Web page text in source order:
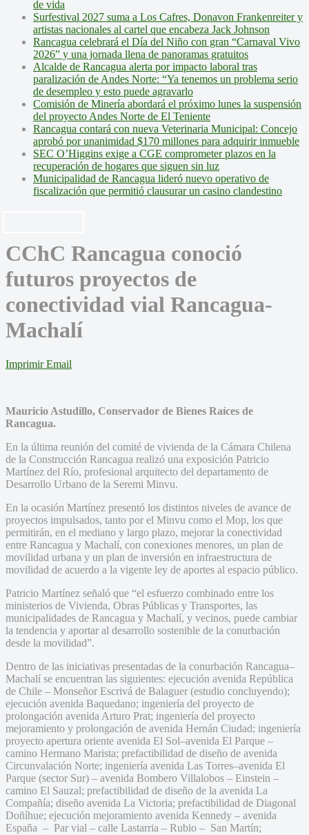
de vida
Surfestival 2027 suma a Los Cafres, Donavon Frankenreiter y
artistas nacionales al cartel que encabeza Jack Johnson
Rancagua celebrará el Día del Niño con gran “Carnaval Vivo
2026” y una jornada llena de panoramas gratuitos
Alcalde de Rancagua alerta por impacto laboral tras
paralización de Andes Norte: “Ya tenemos un problema serio
de desempleo y esto puede agravarlo
Comisión de Minería abordará el próximo lunes la suspensión
del proyecto Andes Norte de El Teniente
Rancagua contará con nueva Veterinaria Municipal: Concejo
aprobó por unanimidad $170 millones para adquirir inmueble
SEC O’Higgins exige a CGE comprometer plazos en la
recuperación de hogares que siguen sin luz
Municipalidad de Rancagua lideró nuevo operativo de
fiscalización que permitió clausurar un casino clandestino
CChC Rancagua conoció
futuros proyectos de
conectividad vial Rancagua-
Machalí
Imprimir Email
Mauricio Astudillo, Conservador de Bienes Raíces de
Rancagua.
En la última reunión del comité de vivienda de la Cámara Chilena
de la Construcción Rancagua realizó una exposición Patricio
Martínez del Río, profesional arquitecto del departamento de
Desarrollo Urbano de la Seremi Minvu.
En la ocasión Martínez presentó los distintos niveles de avance de
proyectos impulsados, tanto por el Minvu como el Mop, los que
permitirán, en el mediano y largo plazo, mejorar la conectividad
entre Rancagua y Machalí, con conexiones menores, un plan de
movilidad urbana y un plan de inversión en infraestructura de
movilidad de acuerdo a la vigente ley de aportes al espacio público.
Patricio Martínez señaló que “el esfuerzo combinado entre los
ministerios de Vivienda, Obras Públicas y Transportes, las
municipalidades de Rancagua y Machalí, y vecinos, puede cambiar
la tendencia y aportar al desarrollo sostenible de la conurbación
desde la movilidad”.
Dentro de las iniciativas presentadas de la conurbación Rancagua–
Machalí se encuentran las siguientes: ejecución avenida República
de Chile – Monseñor Escrivá de Balaguer (estudio concluyendo);
ejecución avenida Baquedano; ingeniería del proyecto de
prolongación avenida Arturo Prat; ingeniería del proyecto
mejoramiento y prolongación de avenida Hernán Ciudad; ingeniería
proyecto apertura oriente avenida El Sol–avenida El Parque –
camino Hermano Marista; prefactibilidad de diseño de avenida
Circunvalación Norte; ingeniería avenida Las Torres–avenida El
Parque (sector Sur) – avenida Bombero Villalobos – Einstein –
camino El Sauzal; prefactibilidad de diseño de la avenida La
Compañía; diseño avenida La Victoria; prefactibilidad de Diagonal
Doñíhue; ejecución mejoramiento avenida Kennedy – avenida
España – Par vial – calle Lastarria – Rubio – San Martín;